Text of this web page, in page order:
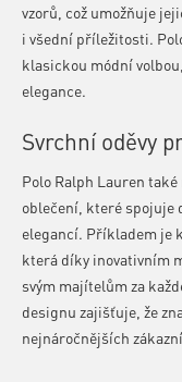
vzorů, což umožňuje
i všední příležitosti.
klasickou módní
elegance.
Svrchní oděvy
Polo Ralph Lauren
oblečení, které spojuje
elegancí. Příkladem je
která díky inovativním
svým majítelům za
designu zajišťuje, že
nejnáročnějších